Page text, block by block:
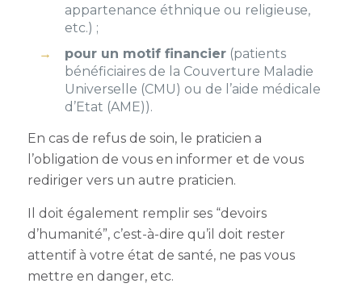
appartenance éthnique ou religieuse,
etc.) ;
pour un motif financier(patients
bénéficiaires de la Couverture Maladie
Universelle (CMU) ou de l’aide médicale
d’Etat (AME)).
En cas de refus de soin, le praticien a
l’obligation de vous en informer et de vous
rediriger vers un autre praticien.
Il doit également remplir ses “devoirs
d’humanité”, c’est-à-dire qu’il doit rester
attentif à votre état de santé, ne pas vous
mettre en danger, etc.